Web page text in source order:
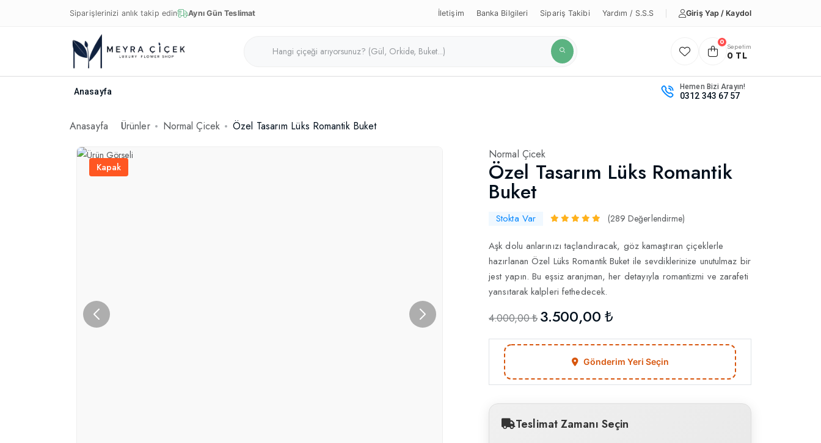
Siparişlerinizi anlık takip edin Aynı Gün Teslimat İletişim Banka Bilgileri Sipariş Takibi Yardım / S.S.S Giriş Yap / Kaydol
0 Sepetim
0 TL
Anasayfa Hemen Bizi Arayın!
0312 343 67 57
Anasayfa Ürünler Normal Çicek Özel Tasarım Lüks Romantik Buket
Kapak
Normal Çicek
Özel Tasarım Lüks Romantik
Buket
Stokta Var (289 Değerlendirme)
Aşk dolu anlarınızı taçlandıracak, göz kamaştıran çiçeklerle
hazırlanan Özel Lüks Romantik Buket ile sevdiklerinize unutulmaz bir
jest yapın. Bu eşsiz aranjman, her detayıyla romantizmi ve zarafeti
yansıtarak kalpleri fethedecek.
4.000,00 ₺ 3.500,00 ₺
Gönderim Yeri Seçin
Teslimat Zamanı Seçin